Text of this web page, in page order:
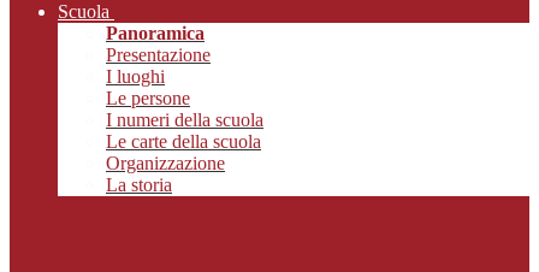
Scuola
Panoramica
Presentazione
I luoghi
Le persone
I numeri della scuola
Le carte della scuola
Organizzazione
La storia